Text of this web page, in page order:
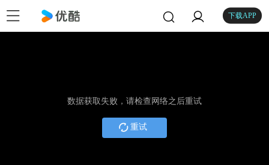
下载APP
数据获取失败，请检查网络之后重试
重试